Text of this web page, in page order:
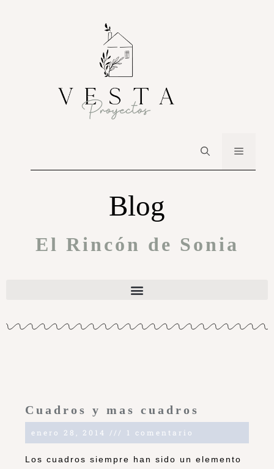
Blog
El Rincón de Sonia
Cuadros y mas cuadros
enero 28, 2014 1 comentario
Los cuadros siempre han sido un elemento